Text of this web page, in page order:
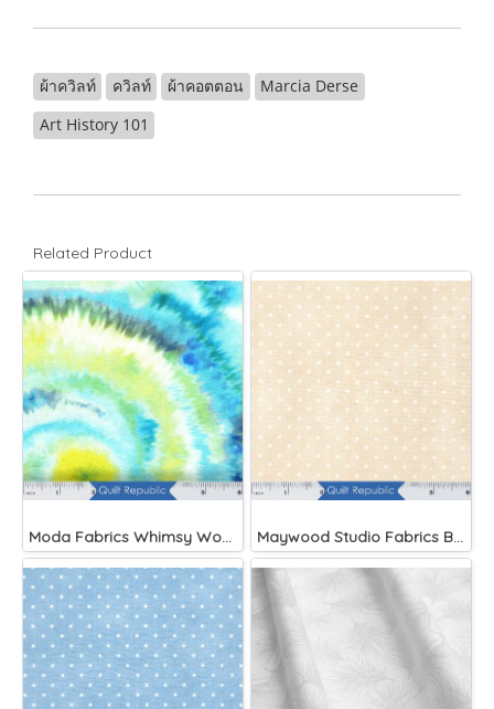
ผ้าควิลท์ ควิลท์ ผ้าคอตตอน
Marcia Derse
Art History 101
Related Product
Moda Fabrics Whimsy Wonderland Shakedown Street Spiral Breeze Maywood Studio Fabrics Beautiful Basics